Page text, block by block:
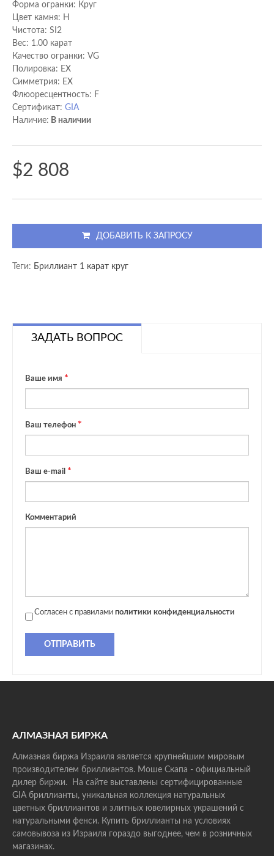
Форма огранки: Круг
Цвет камня: H
Чистота: SI2
Вес: 1.00 карат
Качество огранки: VG
Полировка: EX
Cимметрия: EX
Флюоресцентность: F
Сертификат: GIA
Наличие: В наличии
$2 808
ДОБАВИТЬ К ЗАПРОСУ
Теги: Бриллиант 1 карат круг
ЗАДАТЬ ВОПРОС
Ваше имя
Ваш телефон
Ваш e-mail
Комментарий
Согласен с правилами политики конфиденциальности
ОТПРАВИТЬ
АЛМАЗНАЯ БИРЖА
Алмазная биржа Израиля является крупнейшим мировым
производителем бриллиантов. Моше Скапа - официальный
дилер биржи. На сайте выставлены сертифицированные
GIA бриллианты, уникальная коллекция натуральных
цветных бриллиантов и элитных ювелирных украшений с
натуральными фенси. Купить бриллианты на условиях
самовывоза из Израиля гораздо выгоднее, чем в розничных
магазинах.